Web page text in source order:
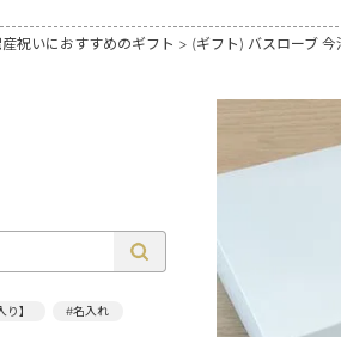
産祝いにおすすめのギフト (ギフト) バスローブ
】 #名入れ